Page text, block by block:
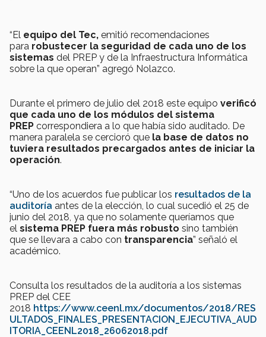
“El equipo del Tec, emitió recomendaciones
para robustecer la seguridad de cada uno de los
sistemas del PREP y de la Infraestructura Informática
sobre la que operan” agregó Nolazco.
Durante el primero de julio del 2018 este equipo verificó
que cada uno de los módulos del sistema
PREP correspondiera a lo que había sido auditado. De
manera paralela se cercioró que la base de datos no
tuviera resultados precargados antes de iniciar la
operación.
“Uno de los acuerdos fue publicar los resultados de la
auditoría antes de la elección, lo cual sucedió el 25 de
junio del 2018, ya que no solamente queríamos que
el sistema PREP fuera más robusto sino también
que se llevara a cabo con transparencia” señaló el
académico.
Consulta los resultados de la auditoría a los sistemas
PREP del CEE
2018 https://www.ceenl.mx/documentos/2018/RES
ULTADOS_FINALES_PRESENTACION_EJECUTIVA_AUD
ITORIA_CEENL2018_26062018.pdf